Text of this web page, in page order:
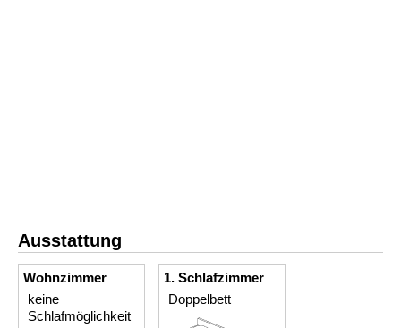
Ausstattung
Wohnzimmer
keine
Schlafmöglichkeit
1. Schlafzimmer
Doppelbett